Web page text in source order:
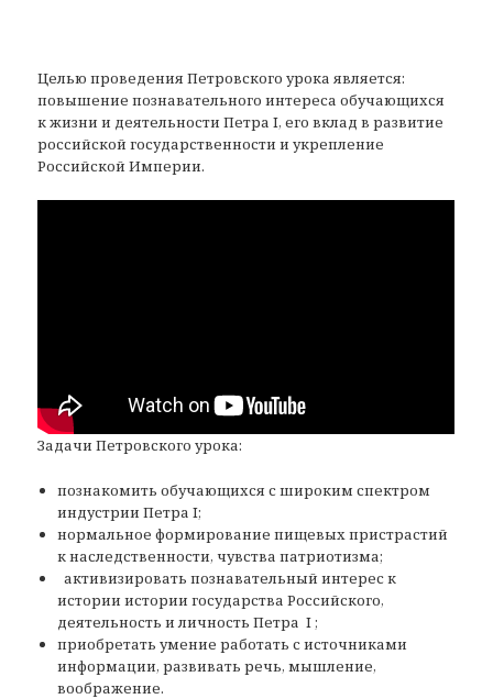
Целью проведения Петровского урока является:
повышение познавательного интереса обучающихся
к жизни и деятельности Петра I, его вклад в развитие
российской государственности и укрепление
Российской Империи.
Задачи Петровского урока:
познакомить обучающихся с широким спектром
индустрии Петра I;
нормальное формирование пищевых пристрастий
к наследственности, чувства патриотизма;
активизировать познавательный интерес к
истории истории государства Российского,
деятельность и личность Петра I ;
приобретать умение работать с источниками
информации, развивать речь, мышление,
воображение.